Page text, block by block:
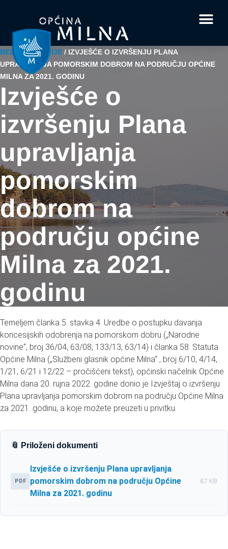
BEZ KATEGORIJE / IZVJEŠĆE O IZVRŠENJU PLANA
UPRAVLJANJA POMORSKIM DOBROM NA PODRUČJU OPĆINE
MILNA ZA 2021. GODINU
Izvješće o
izvršenju Plana
upravljanja
pomorskim
dobrom na
području općine
Milna za 2021.
godinu
Temeljem članka 5. stavka 4. Uredbe o postupku davanja
koncesijskih odobrenja na pomorskom dobru („Narodne
novine“, broj 36/04, 63/08, 133/13, 63/14) i članka 58. Statuta
Općine Milna („Službeni glasnik općine Milna“ , broj 6/10, 4/14,
1/21, 6/21 i 12/22 – pročišćeni tekst), općinski načelnik Općine
Milna dana 20. rujna 2022. godine donio je Izvještaj o izvršenju
Plana upravljanja pomorskim dobrom na području Općine Milna
za 2021. godinu, a koje možete preuzeti u privitku.
📎 Priloženi dokumenti
PDF
Izvješće o izvršenju Plana upravljanja
pomorskim dobrom na području Općine
Milna za 2021. godinu
87 KB